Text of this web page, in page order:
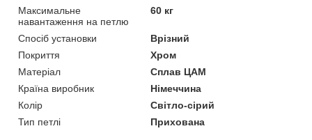
Максимальне
навантаження на петлю
60 кг
Спосіб установки
Врізний
Покриття
Хром
Матеріал
Сплав ЦАМ
Країна виробник
Німеччина
Колір
Світло-сірий
Тип петлі
Прихована